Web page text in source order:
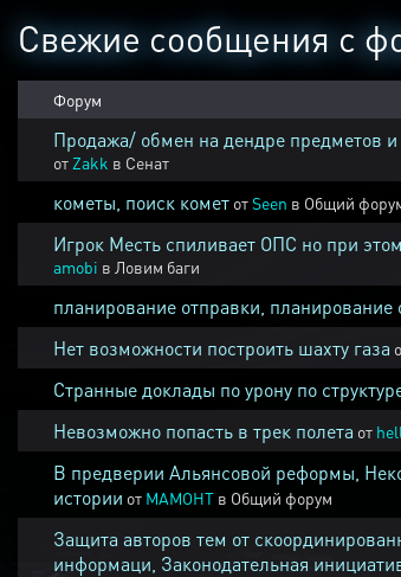
Свежие сообщения с
Форум
Продажа/ обмен на дендре предметов
от Zakk в Сенат
кометы, поиск комет отSeen в Общий
Игрок Месть спиливает ОПС но при
amobi в Ловим баги
планирование отправки, планирование
Нет возможности построить шахту газа
Странные доклады по урону по
Невозможно попасть в трек полета от
В предверии Альянсовой реформы,
истории от MAMOHT в Общий форум
Защита авторов тем от
информаци, Законодательная